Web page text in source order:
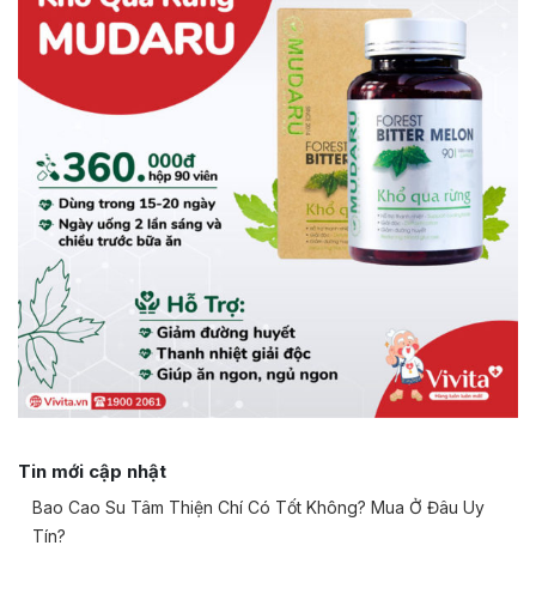
Tin mới cập nhật
Bao Cao Su Tâm Thiện Chí Có Tốt Không? Mua Ở Đâu Uy
Tín?